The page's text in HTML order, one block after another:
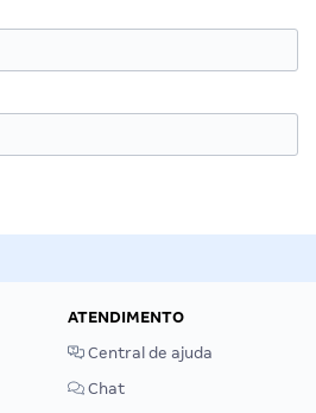
ATENDIMENTO
Central de ajuda
Chat